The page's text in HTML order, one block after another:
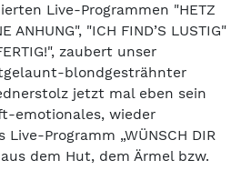
Live-Programmen "HETZ
ANHUNG", "ICH FIND’S LUSTIG"
zaubert unser
blondgesträhnter
jetzt mal eben sein
emotionales, wieder
Programm „WÜNSCH DIR
dem Hut, dem Ärmel bzw.